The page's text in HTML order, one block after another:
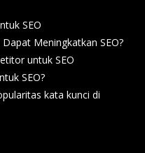
SEO
Meningkatkan SEO?
untuk SEO
SEO?
kata kunci di